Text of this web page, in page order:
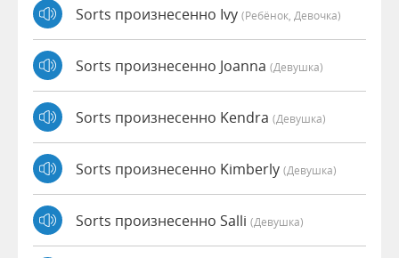
Sorts произнесенно Ivy (Ребёнок, Девочка)
Sorts произнесенно Joanna (девушка)
Sorts произнесенно Kendra (девушка)
Sorts произнесенно Kimberly (девушка)
Sorts произнесенно Salli (девушка)